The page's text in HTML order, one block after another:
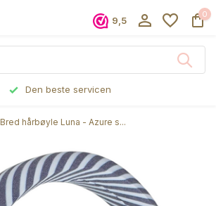
9,5
0
Den beste servicen
Bred hårbøyle Luna - Azure s...